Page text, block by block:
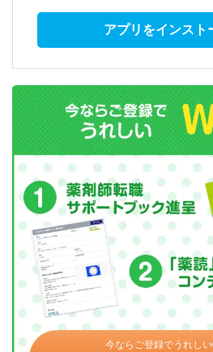
アプリをインスト
今ならご登録でうれしい